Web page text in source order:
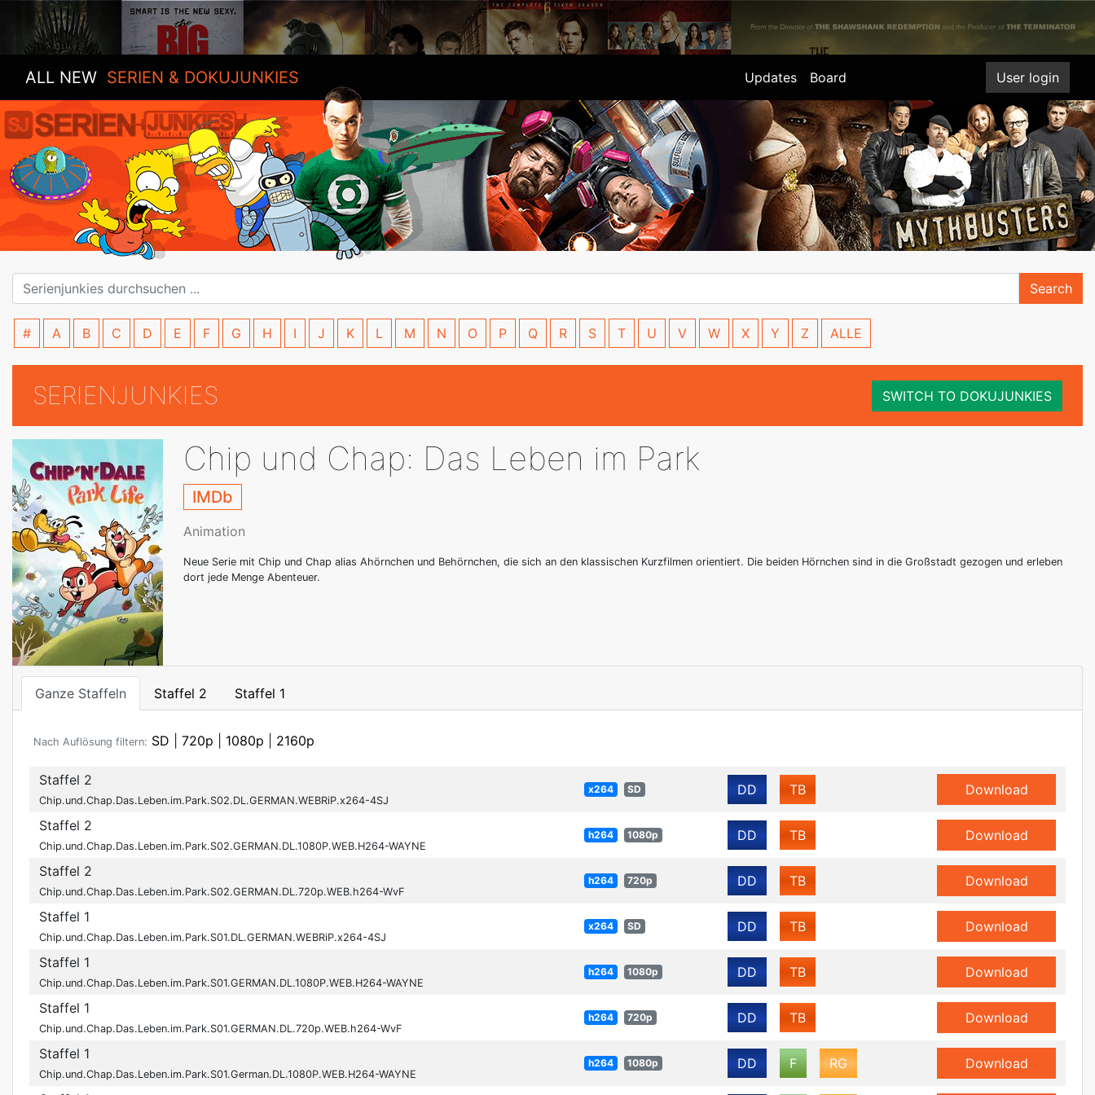
ALL NEW SERIEN & DOKUJUNKIES Updates Board User login
Search
# A B C D E F G H I J K L M N O P Q R S T U V W X Y Z ALLE
SERIENJUNKIES SWITCH TO DOKUJUNKIES
Chip und Chap: Das Leben im Park
IMDb
Animation
Neue Serie mit Chip und Chap alias Ahörnchen und Behörnchen, die sich an den klassischen Kurzfilmen orientiert. Die beiden Hörnchen sind in die Großstadt gezogen und erleben
dort jede Menge Abenteuer.
Ganze Staffeln Staffel 2 Staffel 1
Nach Auflösung filtern: SD 720p 1080p 2160p
Staffel 2
Chip.und.Chap.Das.Leben.im.Park.S02.DL.GERMAN.WEBRiP.x264-4SJ
x264 SD DD TB Download
Staffel 2
Chip.und.Chap.Das.Leben.im.Park.S02.GERMAN.DL.1080P.WEB.H264-WAYNE
h264 1080p DD TB Download
Staffel 2
Chip.und.Chap.Das.Leben.im.Park.S02.GERMAN.DL.720p.WEB.h264-WvF
h264 720p DD TB Download
Staffel 1
Chip.und.Chap.Das.Leben.im.Park.S01.DL.GERMAN.WEBRiP.x264-4SJ
x264 SD DD TB Download
Staffel 1
Chip.und.Chap.Das.Leben.im.Park.S01.GERMAN.DL.1080P.WEB.H264-WAYNE
h264 1080p DD TB Download
Staffel 1
Chip.und.Chap.Das.Leben.im.Park.S01.GERMAN.DL.720p.WEB.h264-WvF
h264 720p DD TB Download
Staffel 1
Chip.und.Chap.Das.Leben.im.Park.S01.German.DL.1080P.WEB.H264-WAYNE
h264 1080p DD F RG Download